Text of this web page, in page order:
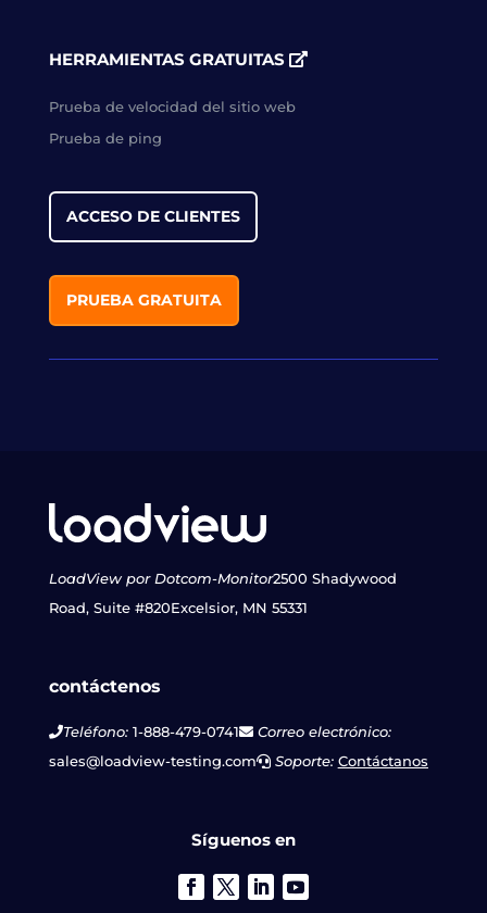
HERRAMIENTAS GRATUITAS
Prueba de velocidad del sitio web
Prueba de ping
ACCESO DE CLIENTES
PRUEBA GRATUITA
LoadView por Dotcom-Monitor2500 Shadywood
Road, Suite #820Excelsior, MN 55331
contáctenos
Teléfono:1-888-479-0741
Correo electrónico:
sales@loadview-testing.com
Soporte: Contáctanos
Síguenos en